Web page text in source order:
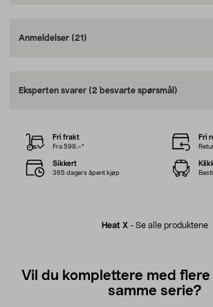
Anmeldelser (21)
Eksperten svarer (2 besvarte spørsmål)
Heat X - Se alle produktene
Fri frakt
Fra 599,–*
Fri
Sikkert
365 dagers åpent kjøp
Vil du komplettere med
samme serie?